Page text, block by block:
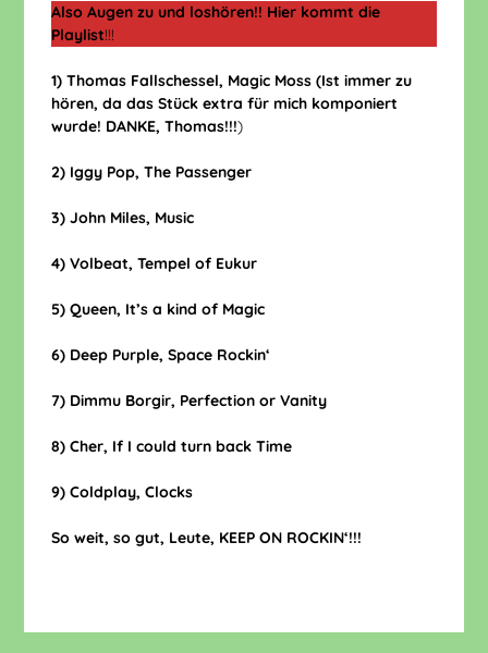
Also Augen zu und loshören!! Hier kommt die
Playlist!!!
1) Thomas Fallschessel, Magic Moss (Ist immer zu
hören, da das Stück extra für mich komponiert
wurde! DANKE, Thomas!!!)
2) Iggy Pop, The Passenger
3) John Miles, Music
4) Volbeat, Tempel of Eukur
5) Queen, It’s a kind of Magic
6) Deep Purple, Space Rockin‘
7) Dimmu Borgir, Perfection or Vanity
8) Cher, If I could turn back Time
9) Coldplay, Clocks
So weit, so gut, Leute, KEEP ON ROCKIN‘!!!